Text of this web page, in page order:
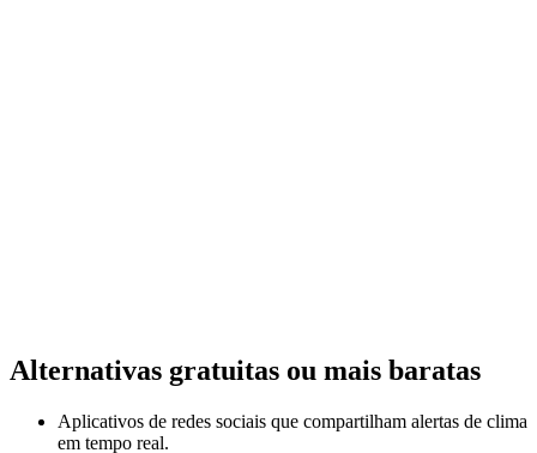
Alternativas gratuitas ou mais baratas
Aplicativos de redes sociais que compartilham alertas de clima
em tempo real.